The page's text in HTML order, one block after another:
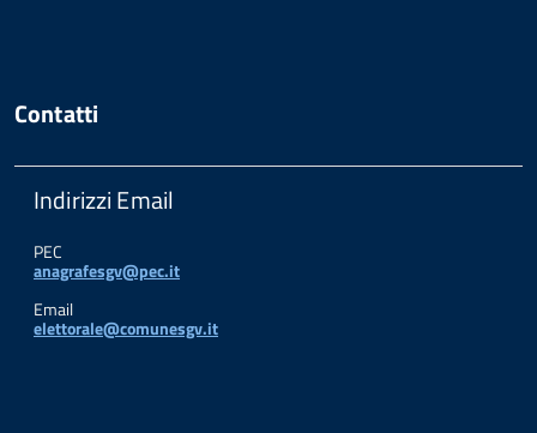
Contatti
Indirizzi Email
PEC
anagrafesgv@pec.it
Email
elettorale@comunesgv.it